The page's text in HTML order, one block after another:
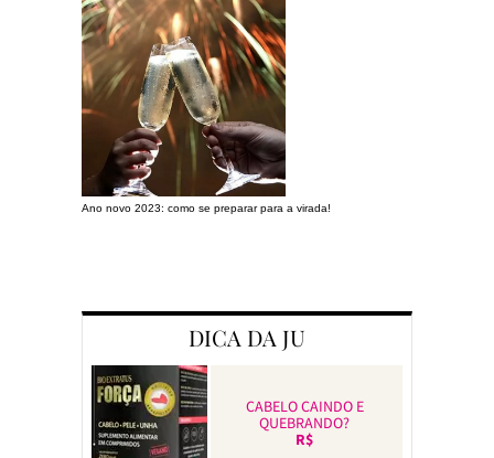
Ano novo 2023: como se preparar para a virada!
DICA DA JU
CABELO CAINDO E
QUEBRANDO?
R$